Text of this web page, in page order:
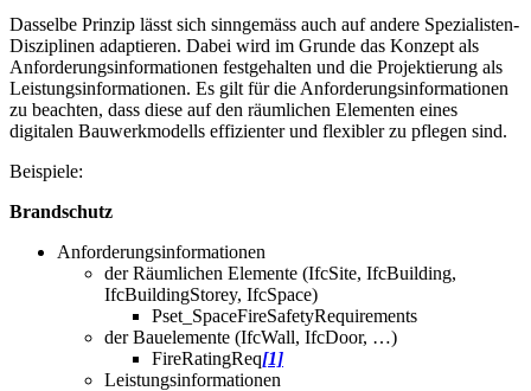
Dasselbe Prinzip lässt sich sinngemäss auch auf andere Spezialisten-
Disziplinen adaptieren. Dabei wird im Grunde das Konzept als
Anforderungsinformationen festgehalten und die Projektierung als
Leistungsinformationen. Es gilt für die Anforderungsinformationen
zu beachten, dass diese auf den räumlichen Elementen eines
digitalen Bauwerkmodells effizienter und flexibler zu pflegen sind.
Beispiele:
Brandschutz
Anforderungsinformationen
der Räumlichen Elemente (IfcSite, IfcBuilding,
IfcBuildingStorey, IfcSpace)
Pset_SpaceFireSafetyRequirements
der Bauelemente (IfcWall, IfcDoor, …)
FireRatingReq[1]
Leistungsinformationen